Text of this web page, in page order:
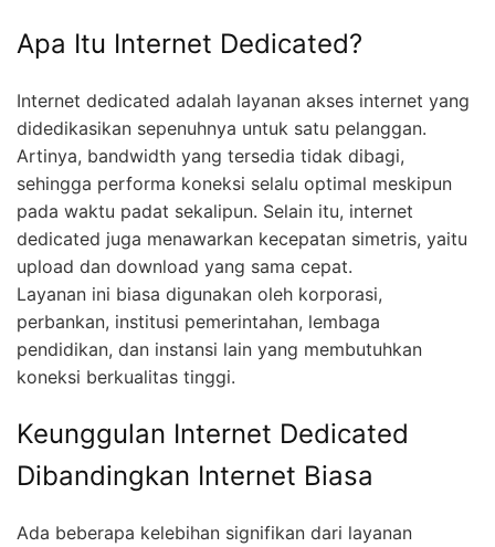
Apa Itu Internet Dedicated?
Internet dedicated adalah layanan akses internet yang
didedikasikan sepenuhnya untuk satu pelanggan.
Artinya, bandwidth yang tersedia tidak dibagi,
sehingga performa koneksi selalu optimal meskipun
pada waktu padat sekalipun. Selain itu, internet
dedicated juga menawarkan kecepatan simetris, yaitu
upload dan download yang sama cepat.
Layanan ini biasa digunakan oleh korporasi,
perbankan, institusi pemerintahan, lembaga
pendidikan, dan instansi lain yang membutuhkan
koneksi berkualitas tinggi.
Keunggulan Internet Dedicated
Dibandingkan Internet Biasa
Ada beberapa kelebihan signifikan dari layanan